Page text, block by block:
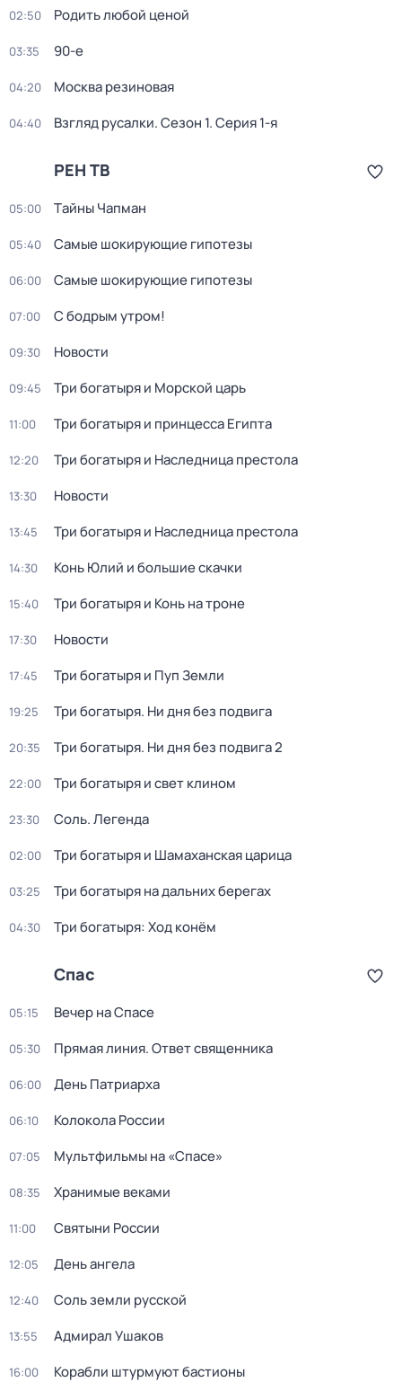
02:50 Родить любой ценой
03:35 90-е
04:20 Москва резиновая
04:40 Взгляд русалки. Сезон 1. Серия 1-я
РЕН ТВ
05:00 Тaйны Чапман
05:40 Самые шoкиpующие гипотезы
06:00 Самые шoкиpующие гипотезы
07:00 С бодрым утром!
09:30 Новости
09:45 Три богатыря и Морской царь
11:00 Три богатыря и принцесса Египта
12:20 Три богатыря и Наследница престола
13:30 Новости
13:45 Три богатыря и Наследница престола
14:30 Конь Юлий и большие скачки
15:40 Три богатыря и Конь на троне
17:30 Новости
17:45 Три богатыpя и Пyп Земли
19:25 Три богатыря. Ни дня без подвига
20:35 Три богатыря. Ни дня без подвига 2
22:00 Три богaтыpя и свет клином
23:30 Соль. Легенда
02:00 Три богатыря и Шамаханская царица
03:25 Три богатыря на дальних берегах
04:30 Три богатыря: Ход конём
Спас
05:15 Вечер на Спасе
05:30 Прямая линия. Ответ священника
06:00 День Патриарха
06:10 Колокола России
07:05 Мультфильмы на «Спасе»
08:35 Хранимые веками
11:00 Святыни России
12:05 День ангела
12:40 Соль земли русской
13:55 Адмирал Ушаков
16:00 Корабли штурмуют бастионы